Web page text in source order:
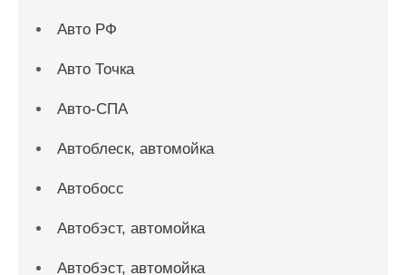
Авто РФ
Авто Точка
Авто-СПА
Автоблеск, автомойка
Автобосс
Автобэст, автомойка
Автобэст, автомойка